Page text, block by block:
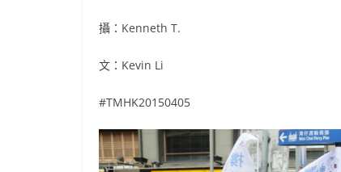
攝：Kenneth T.
文：Kevin Li
#TMHK20150405